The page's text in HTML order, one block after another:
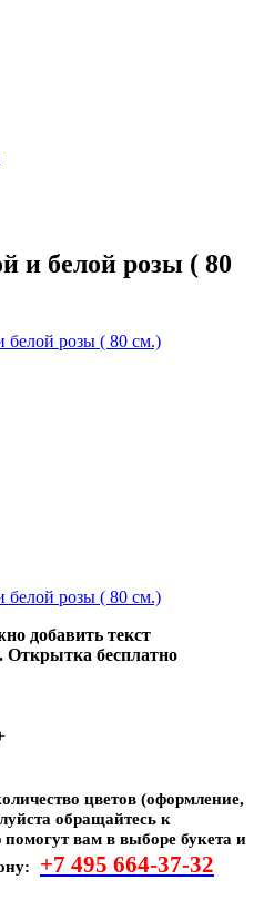
и белой розы ( 80
добавить текст
Открытка бесплатно
цветов (оформление,
обращайтесь к
вам в выборе букета и
+7 495 664-37-32